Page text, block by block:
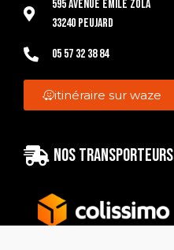
595 Avenue Emile Zola
33240 Peujard
05 57 32 38 84
itinéraire sur waze
Nos transporteurs